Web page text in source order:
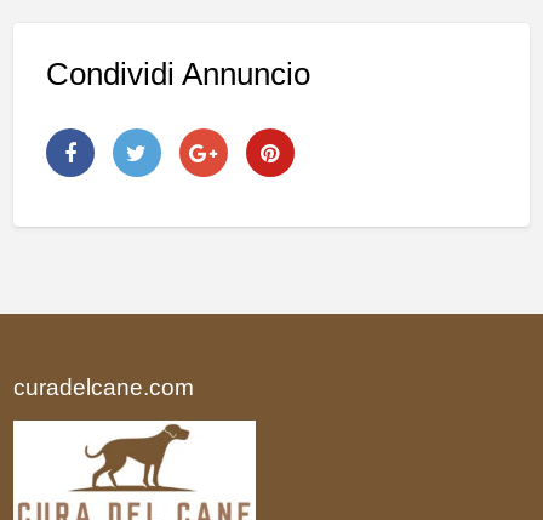
Condividi Annuncio
curadelcane.com